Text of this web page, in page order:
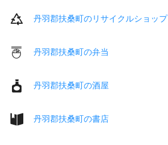
丹羽郡扶桑町のリサイクルショップ
丹羽郡扶桑町の弁当
丹羽郡扶桑町の酒屋
丹羽郡扶桑町の書店